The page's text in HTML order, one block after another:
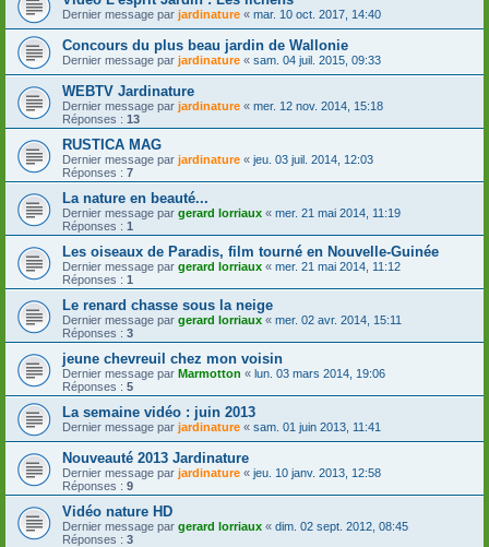
Dernier message par jardinature « mar. 10 oct. 2017, 14:40
Concours du plus beau jardin de Wallonie
Dernier message par jardinature « sam. 04 juil. 2015, 09:33
WEBTV Jardinature
Dernier message par jardinature « mer. 12 nov. 2014, 15:18
Réponses : 13
RUSTICA MAG
Dernier message par jardinature « jeu. 03 juil. 2014, 12:03
Réponses : 7
La nature en beauté...
Dernier message par gerard lorriaux « mer. 21 mai 2014, 11:19
Réponses : 1
Les oiseaux de Paradis, film tourné en Nouvelle-Guinée
Dernier message par gerard lorriaux « mer. 21 mai 2014, 11:12
Réponses : 1
Le renard chasse sous la neige
Dernier message par gerard lorriaux « mer. 02 avr. 2014, 15:11
Réponses : 3
jeune chevreuil chez mon voisin
Dernier message par Marmotton « lun. 03 mars 2014, 19:06
Réponses : 5
La semaine vidéo : juin 2013
Dernier message par jardinature « sam. 01 juin 2013, 11:41
Nouveauté 2013 Jardinature
Dernier message par jardinature « jeu. 10 janv. 2013, 12:58
Réponses : 9
Vidéo nature HD
Dernier message par gerard lorriaux « dim. 02 sept. 2012, 08:45
Réponses : 3